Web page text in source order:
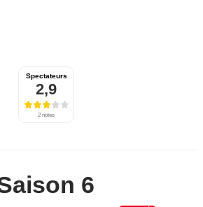
Spectateurs
2,9
2 notes
6